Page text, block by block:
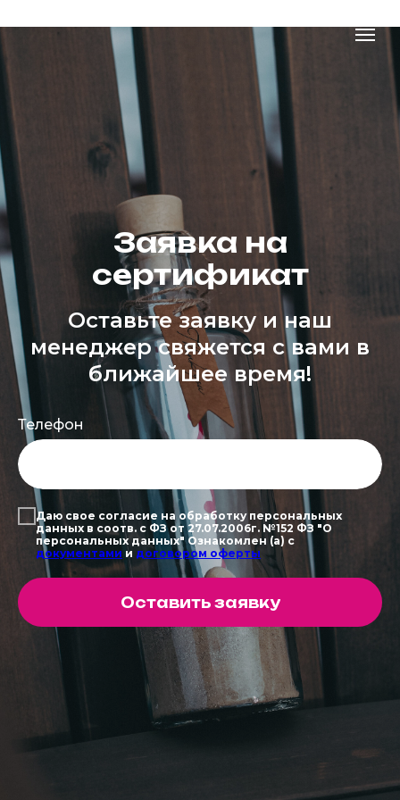
Заявка на
сертификат
Оставьте заявку и наш
менеджер свяжется с вами в
ближайшее время!
Телефон
Даю свое согласие на обработку персональных
данных в соотв. с ФЗ от 27.07.2006г. №152 ФЗ "О
персональных данных" Ознакомлен (а) с
документами и договором оферты
Оставить заявку